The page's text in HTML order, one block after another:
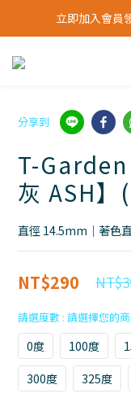
立即加入會員
立即加入會員
會員福利新
分享到
T-Garden
灰 ASH】
直徑 14.5mm｜著色
NT$290
請選度數
0度 100度
300度
325度